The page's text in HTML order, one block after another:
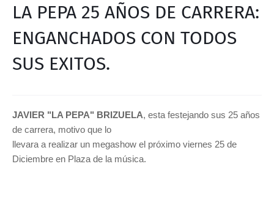
LA PEPA 25 AÑOS DE CARRERA:
ENGANCHADOS CON TODOS
SUS EXITOS.
JAVIER "LA PEPA" BRIZUELA, esta festejando sus 25 años
de carrera, motivo que lo
llevara a realizar un megashow el próximo viernes 25 de
Diciembre en Plaza de la música.